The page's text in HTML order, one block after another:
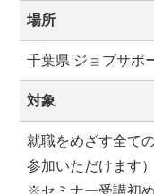
場所
千葉県 ジョブサポ
対象
就職をめざす全て
参加いただけます）